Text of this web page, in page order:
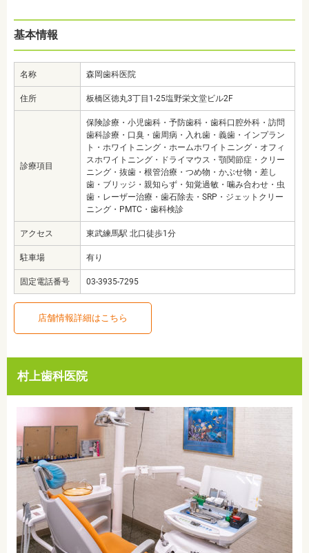
基本情報
名称 森岡歯科医院
住所 板橋区徳丸3丁目1-25塩野栄文堂ビル2F
診療項目
保険診療・小児歯科・予防歯科・歯科口腔外科・訪問
歯科診療・口臭・歯周病・入れ歯・義歯・インプラン
ト・ホワイトニング・ホームホワイトニング・オフィ
スホワイトニング・ドライマウス・顎関節症・クリー
ニング・抜歯・根管治療・つめ物・かぶせ物・差し
歯・ブリッジ・親知らず・知覚過敏・噛み合わせ・虫
歯・レーザー治療・歯石除去・SRP・ジェットクリー
ニング・PMTC・歯科検診
アクセス 東武練馬駅 北口徒歩1分
駐車場 有り
固定電話番号 03-3935-7295
店舗情報詳細はこちら
村上歯科医院